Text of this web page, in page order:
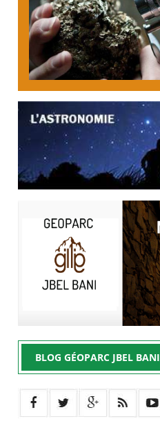
BLOG GÉOPARC JBEL BANI